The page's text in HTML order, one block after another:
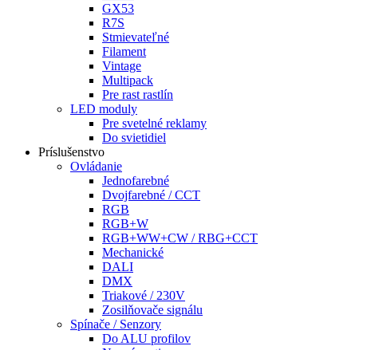
GX53
R7S
Stmievateľné
Filament
Vintage
Multipack
Pre rast rastlín
LED moduly
Pre svetelné reklamy
Do svietidiel
Príslušenstvo
Ovládanie
Jednofarebné
Dvojfarebné / CCT
RGB
RGB+W
RGB+WW+CW / RBG+CCT
Mechanické
DALI
DMX
Triakové / 230V
Zosilňovače signálu
Spínače / Senzory
Do ALU profilov